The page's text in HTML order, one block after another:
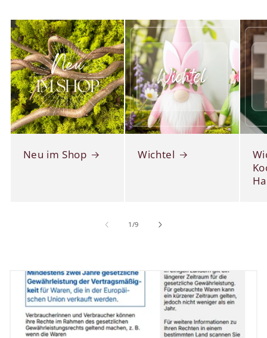
Neu im Shop Wichtel
1 /von
9